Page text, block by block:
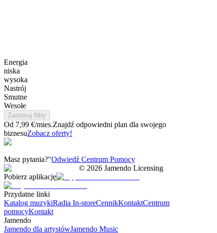
Energia
niska
wysoka
Nastrój
Smutne
Wesołe
Zastosuj filtry
Od 7,99 €/mies.Znajdź odpowiedni plan dla swojego
biznesuZobacz oferty!
Masz pytania?"Odwiedź Centrum Pomocy
© 2026 Jamendo Licensing
Pobierz aplikację
Przydatne linki
Katalog muzykiRadia In-storeCennikKontaktCentrum
pomocyKontakt
Jamendo
Jamendo dla artystówJamendo Music